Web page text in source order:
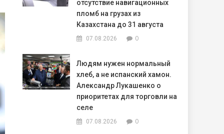
отсутствие навигационных
пломб на грузах из
Казахстана до 31 августа
07.08.2026 0
Людям нужен нормальный
хлеб, а не испанский хамон.
Александр Лукашенко о
приоритетах для торговли на
селе
07.08.2026 0